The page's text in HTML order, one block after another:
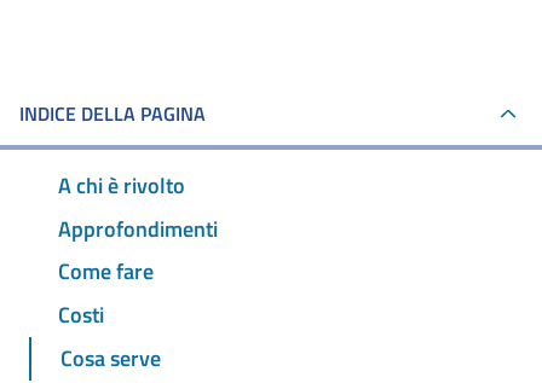
INDICE DELLA PAGINA
A chi è rivolto
Approfondimenti
Come fare
Costi
Cosa serve